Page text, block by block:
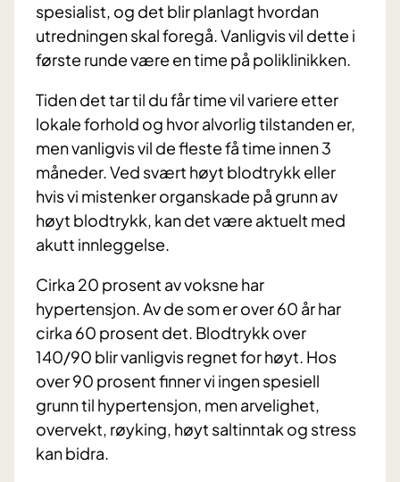
spesialist, og det blir planlagt hvordan
utredningen skal foregå. Vanligvis vil dette i
første runde være en time på poliklinikken.
Tiden det tar til du får time vil variere etter
lokale forhold og hvor alvorlig tilstanden er,
men vanligvis vil de fleste få time innen 3
måneder. Ved svært høyt blodtrykk eller
hvis vi mistenker organskade på grunn av
høyt blodtrykk, kan det være aktuelt med
akutt innleggelse.
Cirka 20 prosent av voksne har
hypertensjon. Av de som er over 60 år har
cirka 60 prosent det. Blodtrykk over
140/90 blir vanligvis regnet for høyt. Hos
over 90 prosent finner vi ingen spesiell
grunn til hypertensjon, men arvelighet,
overvekt, røyking, høyt saltinntak og stress
kan bidra.